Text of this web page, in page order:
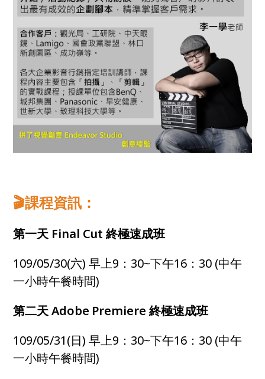
🎬課程資訊：
第一天 Final Cut 終極速成班
109/05/30(六) 早上9：30~下午16：30 (中午
一小時午餐時間)
第二天 Adobe Premiere 終極速成班
109/05/31(日) 早上9：30~下午16：30 (中午
一小時午餐時間)